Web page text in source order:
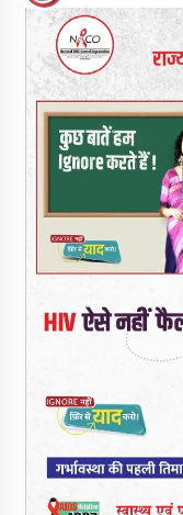
सुक्खू
5
गिरफ्तार
09/
सुधीर
70 से
चंबा के
कुलदीप